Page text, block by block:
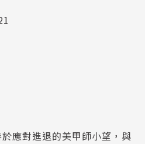
應對進退的美甲師小望，與